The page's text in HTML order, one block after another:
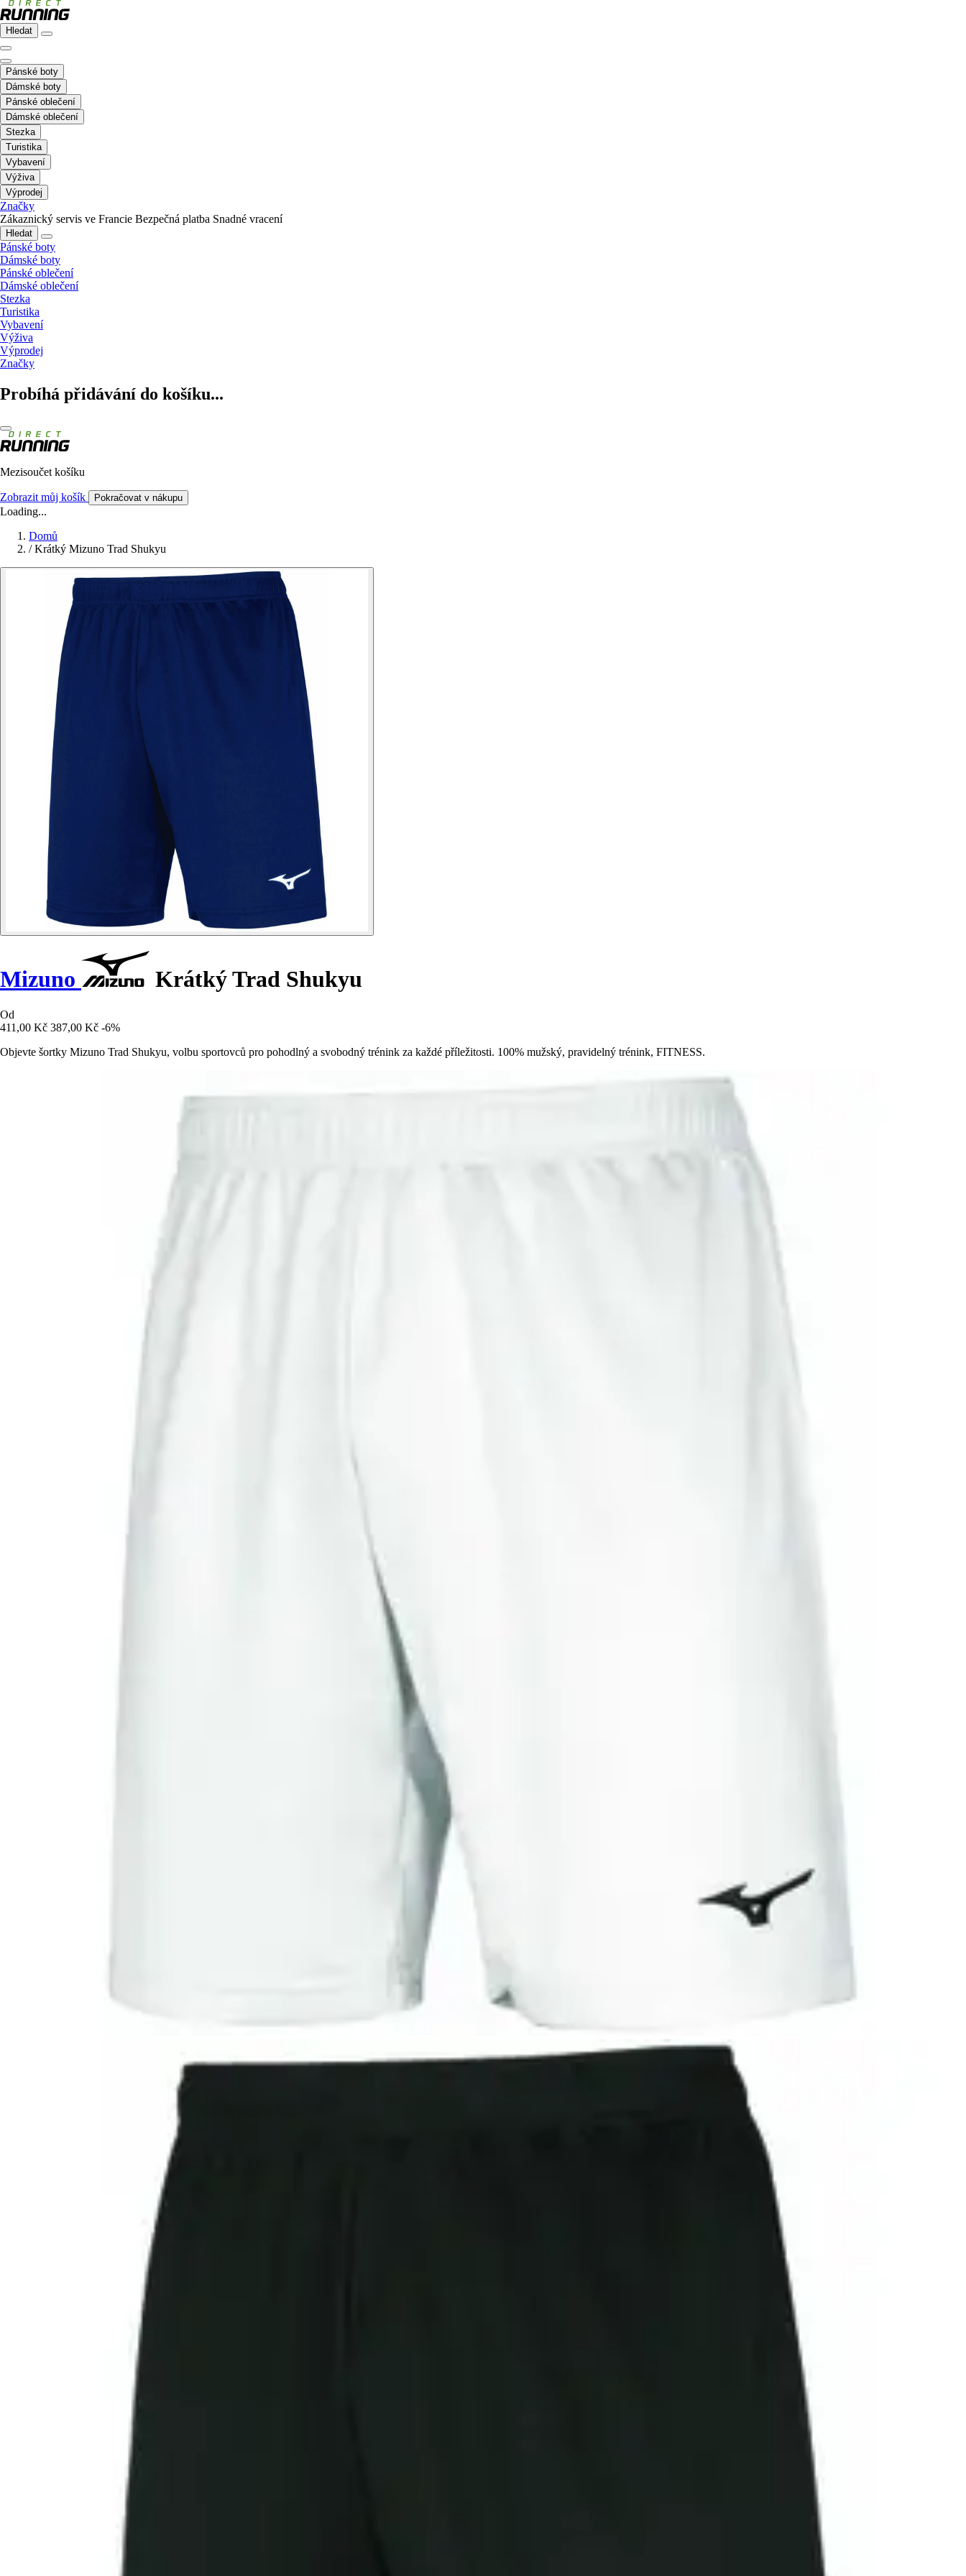
Hledat
Pánské boty
Dámské boty
Pánské oblečení
Dámské oblečení
Stezka
Turistika
Vybavení
Výživa
Výprodej
Značky
Zákaznický servis ve Francie Bezpečná platba Snadné vracení
Hledat
Pánské boty
Dámské boty
Pánské oblečení
Dámské oblečení
Stezka
Turistika
Vybavení
Výživa
Výprodej
Značky
Probíhá přidávání do košíku...
Mezisoučet košíku
Zobrazit můj košík Pokračovat v nákupu
Loading...
Domů
/ Krátký Mizuno Trad Shukyu
Mizuno Krátký Trad Shukyu
Od
411,00 Kč 387,00 Kč -6%
Objevte šortky Mizuno Trad Shukyu, volbu sportovců pro pohodlný a svobodný trénink za každé příležitosti. 100% mužský, pravidelný trénink, FITNESS.